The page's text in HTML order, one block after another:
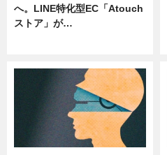
へ。LINE特化型EC「Atouch
ストア」が…